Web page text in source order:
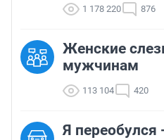
1 178 220 876
Женские
мужчинам
113 104 420
Я переобулся